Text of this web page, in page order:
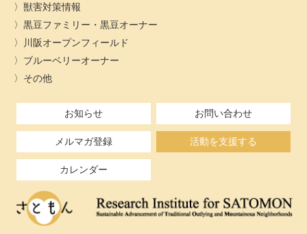
獣害対策情報
黒豆ファミリー・黒豆オーナー
川阪オープンフィールド
ブルーベリーオーナー
その他
お知らせ お問い合わせ
メルマガ登録 活動を支援する
カレンダー